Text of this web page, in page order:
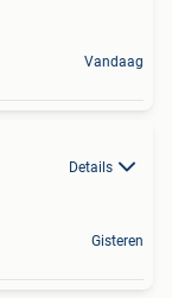
Vandaag
Details
Gisteren